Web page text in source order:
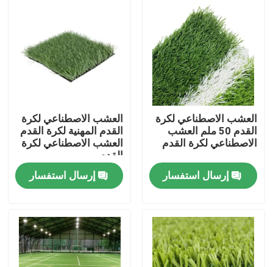
معلومات عنا
جولة في المعمل
مراقبة الجودة
اتصل بنا
أخبار
حالات
العشب الاصطناعي لكرة القدم
العشب الاصطناعي لكرة
القدم 50 ملم العشب
الاصطناعي لكرة القدم
إرسال استفسار
العشب الاصطناعي لكرة
القدم المهنية لكرة القدم
العشب الاصطناعي لكرة
القدم
إرسال استفسار